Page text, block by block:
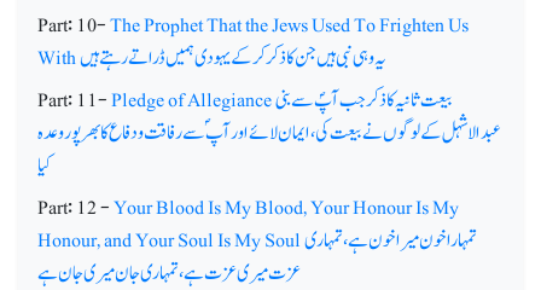
Part: 10-The Prophet That the Jews Used To Frighten Us
Withیہ وہی نبی ہیں جن کا ذکر کرکے یہودی ہمیں ڈراتے رہتے ہیں
Part: 11-Pledge of Allegianceبیعت ثانیہ کا ذکر جب آپؐ سے بنی
عبدالاشہل کے لوگوں نے بیعت کی،ایمان لائے اور آپ ؐسے رفاقت و دفاع کا بھرپور وعدہ
کیا
Part: 12 -Your Blood Is My Blood, Your Honour Is My
Honour, and Your Soul Is My Soulتمہارا خون میرا خون ہے، تمہاری
عزت میری عزت ہے، تمہاری جان میری جان ہے